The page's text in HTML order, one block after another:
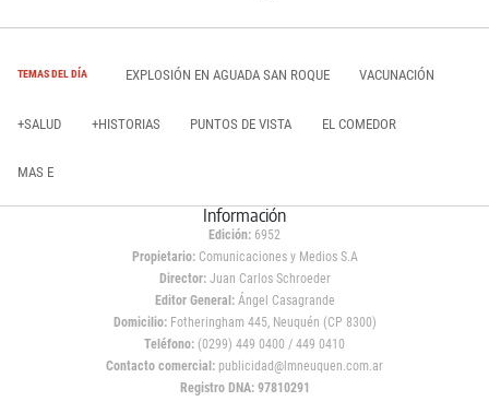
TEMAS DEL DÍA EXPLOSIÓN EN AGUADA SAN ROQUE VACUNACIÓN
+SALUD +HISTORIAS PUNTOS DE VISTA EL COMEDOR
MAS E
Información
Edición: 6952
Propietario:Comunicaciones y Medios S.A
Director: Juan Carlos Schroeder
Editor General:Ángel Casagrande
Domicilio:Fotheringham 445, Neuquén (CP 8300)
Teléfono: (0299) 449 0400 / 449 0410
Contacto comercial: publicidad@lmneuquen.com.ar
Registro DNA: 97810291